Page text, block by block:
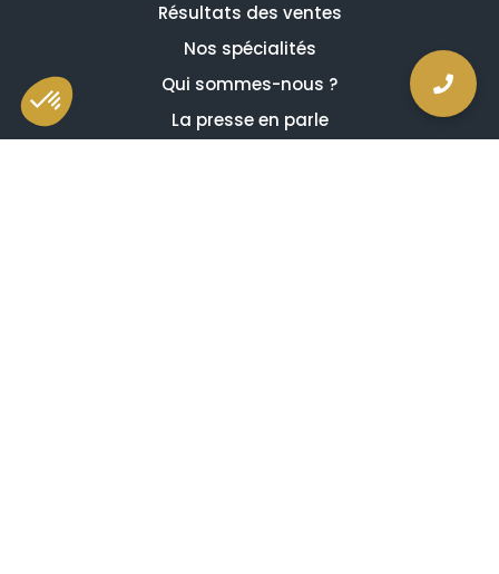
Résultats des ventes
Nos spécialités
Qui sommes-nous ?
La presse en parle